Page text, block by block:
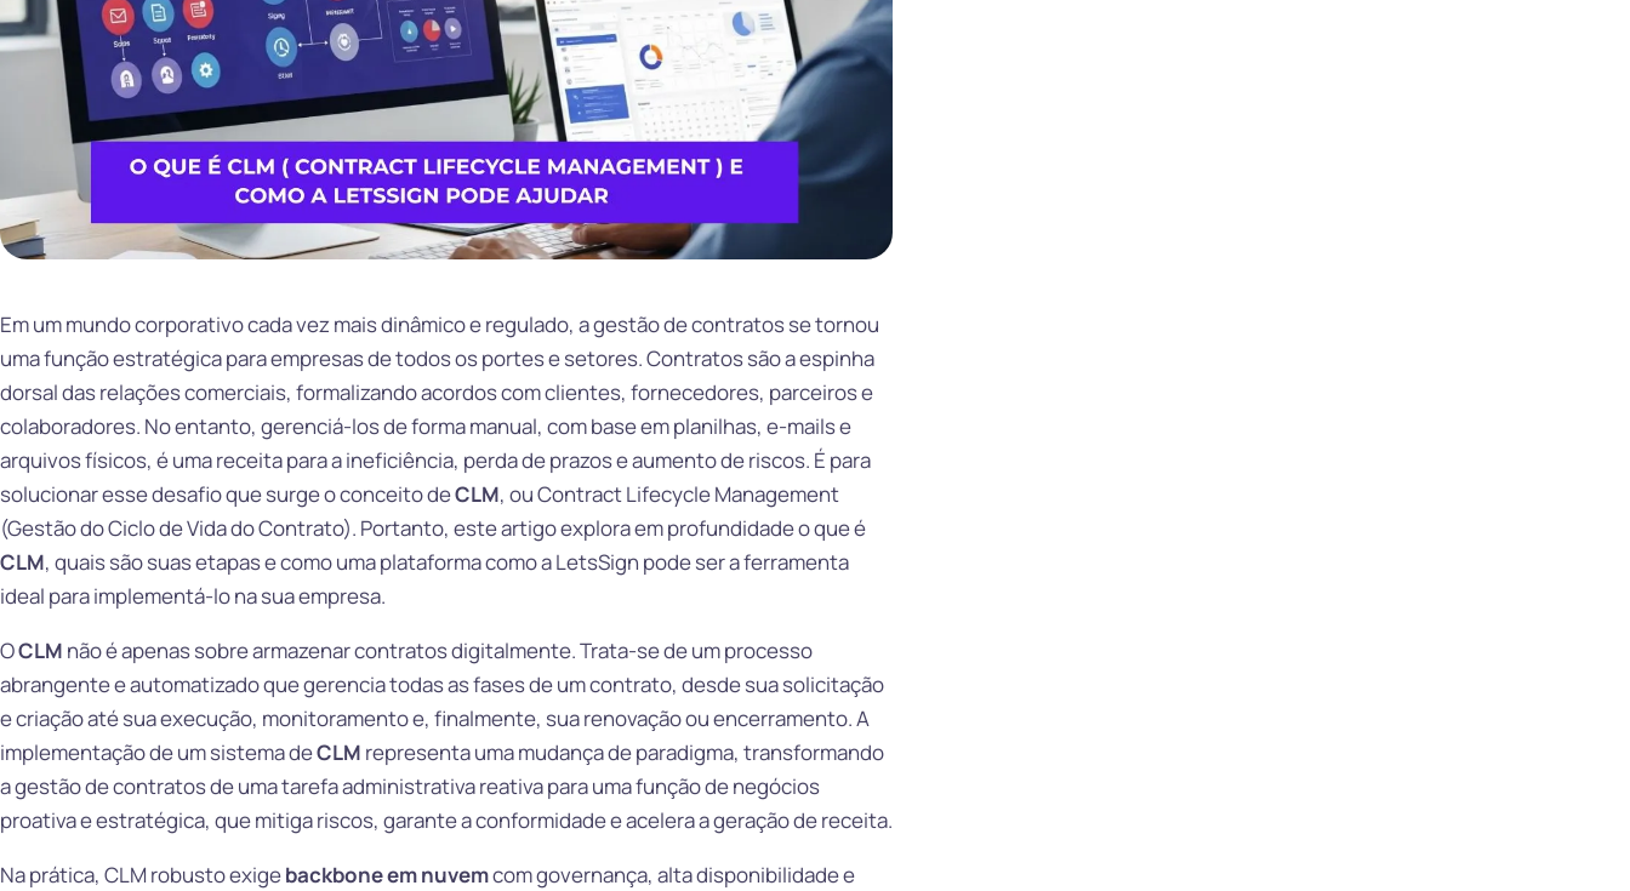
Em um mundo corporativo cada vez mais dinâmico e regulado, a gestão de contratos se tornou
uma função estratégica para empresas de todos os portes e setores. Contratos são a espinha
dorsal das relações comerciais, formalizando acordos com clientes, fornecedores, parceiros e
colaboradores. No entanto, gerenciá-los de forma manual, com base em planilhas, e-mails e
arquivos físicos, é uma receita para a ineficiência, perda de prazos e aumento de riscos. É para
solucionar esse desafio que surge o conceito deCLM, ou Contract Lifecycle Management
(Gestão do Ciclo de Vida do Contrato). Portanto, este artigo explora em profundidade o que é
CLM, quais são suas etapas e como uma plataforma como a LetsSign pode ser a ferramenta
ideal para implementá-lo na sua empresa.
OCLM não é apenas sobre armazenar contratos digitalmente. Trata-se de um processo
abrangente e automatizado que gerencia todas as fases de um contrato, desde sua solicitação
e criação até sua execução, monitoramento e, finalmente, sua renovação ou encerramento. A
implementação de um sistema deCLM representa uma mudança de paradigma, transformando
a gestão de contratos de uma tarefa administrativa reativa para uma função de negócios
proativa e estratégica, que mitiga riscos, garante a conformidade e acelera a geração de receita.
Na prática, CLM robusto exigebackbone em nuvemcom governança, alta disponibilidade e